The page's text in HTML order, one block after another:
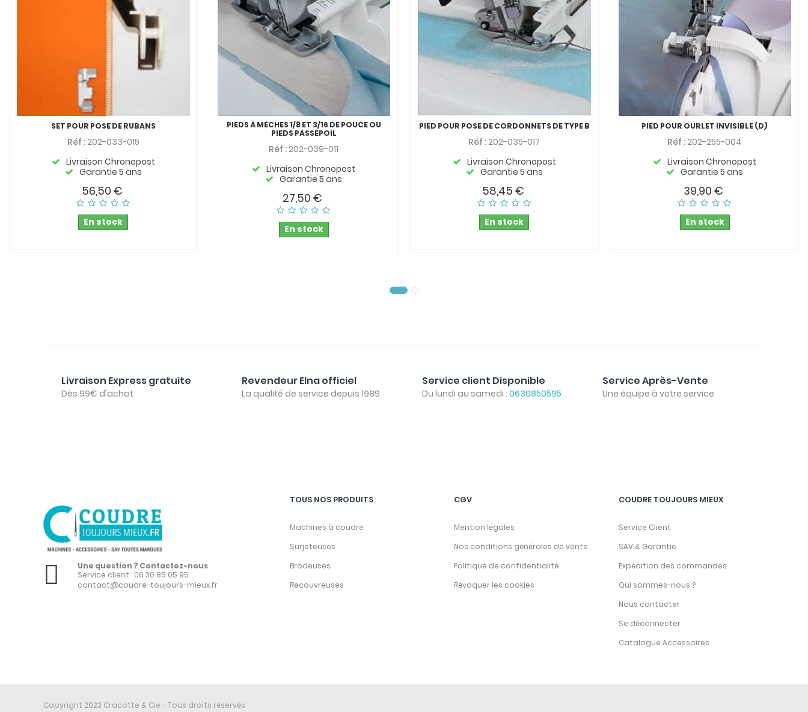
SET POUR POSE DE RUBANS
Réf :202-033-015
Livraison Chronopost
Garantie 5 ans
56,50 €
En stock
PIEDS À MÈCHES 1/8 ET 3/16 DE POUCE OU
PIEDS PASSEPOIL
Réf :202-039-011
Livraison Chronopost
Garantie 5 ans
27,50 €
En stock
PIED POUR POSE DE CORDONNETS DE TYPE B
Réf :202-035-017
Livraison Chronopost
Garantie 5 ans
58,45 €
En stock
PIED POUR OURLET INVISIBLE (D)
Réf :202-255-004
Livraison Chronopost
Garantie 5 ans
39,90 €
En stock
Livraison Express gratuite
Dès 99€ d'achat
Revendeur Elna officiel
La qualité de service depuis 1989
Service client Disponible
Du lundi au samedi : 0630850595
Service Après-Vente
Une équipe à votre service
Une question ? Contactez-nous
Service client : 06 30 85 05 95
contact@coudre-toujours-mieux.fr
TOUS NOS PRODUITS
Machines à coudre
Surjeteuses
Brodeuses
Recouvreuses
CGV
Mention légales
Nos conditions générales de vente
Politique de confidentialité
Révoquer les cookies
COUDRE TOUJOURS MIEUX
Service Client
SAV & Garantie
Expédition des commandes
Qui sommes-nous ?
Nous contacter
Se déconnecter
Catalogue Accessoires
Copyright 2023 Cracotte & Cie - Tous droits réservés